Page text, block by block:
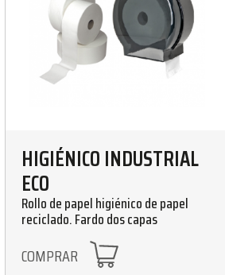
HIGIÉNICO INDUSTRIAL
ECO
Rollo de papel higiénico de papel
reciclado. Fardo dos capas
COMPRAR